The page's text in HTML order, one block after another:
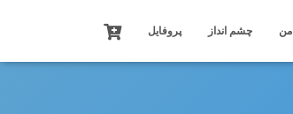
من چشم انداز پروفایل